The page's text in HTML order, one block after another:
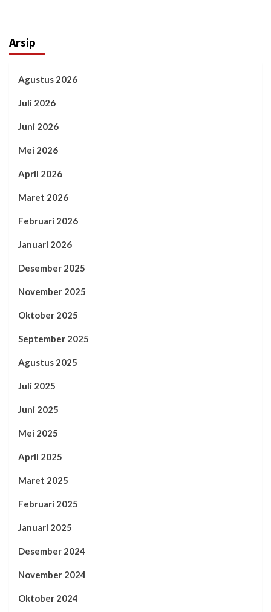
Arsip
Agustus 2026
Juli 2026
Juni 2026
Mei 2026
April 2026
Maret 2026
Februari 2026
Januari 2026
Desember 2025
November 2025
Oktober 2025
September 2025
Agustus 2025
Juli 2025
Juni 2025
Mei 2025
April 2025
Maret 2025
Februari 2025
Januari 2025
Desember 2024
November 2024
Oktober 2024